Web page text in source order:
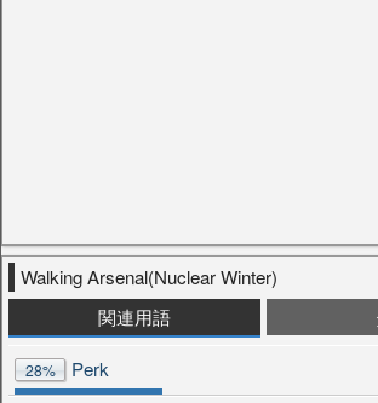
Walking Arsenal(Nuclear Winter)
関連用語
28% Perk